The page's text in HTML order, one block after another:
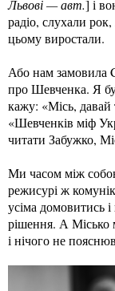
Львові — авт.] і
радіо, слухали
цьому виростали.
Або нам замовила
про Шевченка. Я
кажу: «Місь,
«Шевченків міф
читати Забужко,
Ми часом між
режисурі ж
усіма домовитись
рішення. А Місько
і нічого не